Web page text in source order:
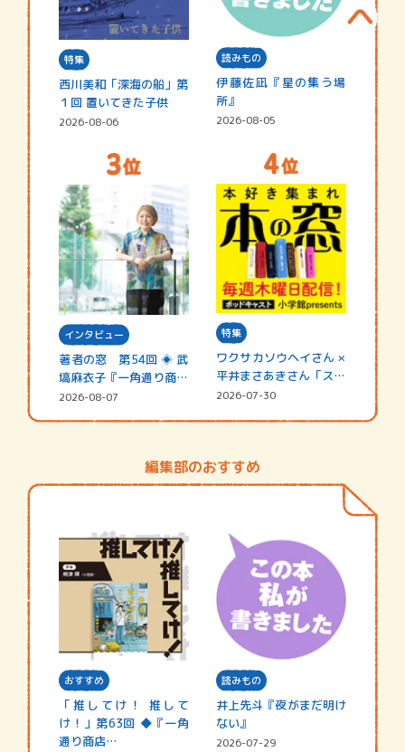
特集
西川美和「深海の船」第
１回 置いてきた子供
2026-08-06
読みもの
伊藤佐凪『星の集う場
所』
2026-08-05
インタビュー
著者の窓 第54回 ◈ 武
塙麻衣子『一角通り商店
街の…
2026-08-07
特集
ワクサカソウヘイさん ×
平井まさあきさん「スペ
シャ…
2026-07-30
編集部のおすすめ
おすすめ
「推してけ！ 推して
け！」第63回 ◆『一角
通り商店…
読みもの
井上先斗『夜がまだ明け
ない』
2026-07-29